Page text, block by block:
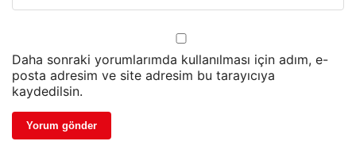
Daha sonraki yorumlarımda kullanılması için adım, e-
posta adresim ve site adresim bu tarayıcıya
kaydedilsin.